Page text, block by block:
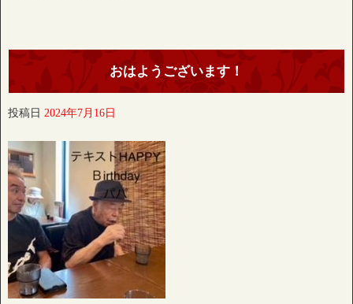
おはようございます！
投稿日 2024年7月16日